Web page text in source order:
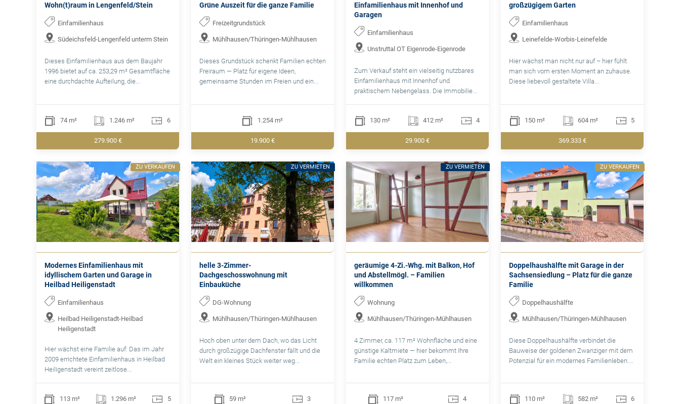
Wohn(t)raum in Lengenfeld/Stein
Einfamilienhaus
Südeichsfeld-Lengenfeld unterm Stein
Dieses Einfamilienhaus aus dem Baujahr
1996 bietet auf ca. 253,29 m² Gesamtfläche
eine durchdachte Aufteilung, die...
74 m² 1.246 m² 6
279.900 €
Grüne Auszeit für die ganze Familie
Freizeitgrundstück
Mühlhausen/Thüringen-Mühlhausen
Dieses Grundstück schenkt Familien echten
Freiraum — Platz für eigene Ideen,
gemeinsame Stunden im Freien und ein...
1.254 m²
19.900 €
Einfamilienhaus mit Innenhof und
Garagen
Einfamilienhaus
Unstruttal OT Eigenrode-Eigenrode
Zum Verkauf steht ein vielseitig nutzbares
Einfamilienhaus mit Innenhof und
praktischem Nebengelass. Die Immobilie...
130 m² 412 m² 4
29.900 €
großzügigem Garten
Einfamilienhaus
Leinefelde-Worbis-Leinefelde
Hier wächst man nicht nur auf – hier fühlt
man sich vom ersten Moment an zuhause.
Diese liebevoll gestaltete Villa...
150 m² 604 m² 5
369.333 €
Modernes Einfamilienhaus mit
idyllischem Garten und Garage in
Heilbad Heiligenstadt
Einfamilienhaus
Heilbad Heiligenstadt-Heilbad
Heiligenstadt
Hier wächst eine Familie auf: Das im Jahr
2009 errichtete Einfamilienhaus in Heilbad
Heiligenstadt vereint zeitlose...
113 m² 1.296 m² 5
ZU VERKAUFEN
helle 3-Zimmer-
Dachgeschosswohnung mit
Einbauküche
DG-Wohnung
Mühlhausen/Thüringen-Mühlhausen
Hoch oben unter dem Dach, wo das Licht
durch großzügige Dachfenster fällt und die
Welt ein kleines Stück weiter weg...
59 m² 3
ZU VERMIETEN
geräumige 4-Zi.-Whg. mit Balkon, Hof
und Abstellmögl. – Familien
willkommen
Wohnung
Mühlhausen/Thüringen-Mühlhausen
4 Zimmer, ca. 117 m² Wohnfläche und eine
günstige Kaltmiete — hier bekommt Ihre
Familie echten Platz zum Leben,...
117 m² 4
ZU VERMIETEN
Doppelhaushälfte mit Garage in der
Sachsensiedlung – Platz für die ganze
Familie
Doppelhaushälfte
Mühlhausen/Thüringen-Mühlhausen
Diese Doppelhaushälfte verbindet die
Bauweise der goldenen Zwanziger mit dem
Potenzial für ein modernes Familienleben....
110 m² 582 m² 6
ZU VERKAUFEN